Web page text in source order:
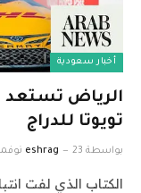
أخبار سعودية
الرياض تستعد
تويوتا للدراج
بواسطة eshrag 23 نوفمبر، 2022
الكتاب الذي لفت